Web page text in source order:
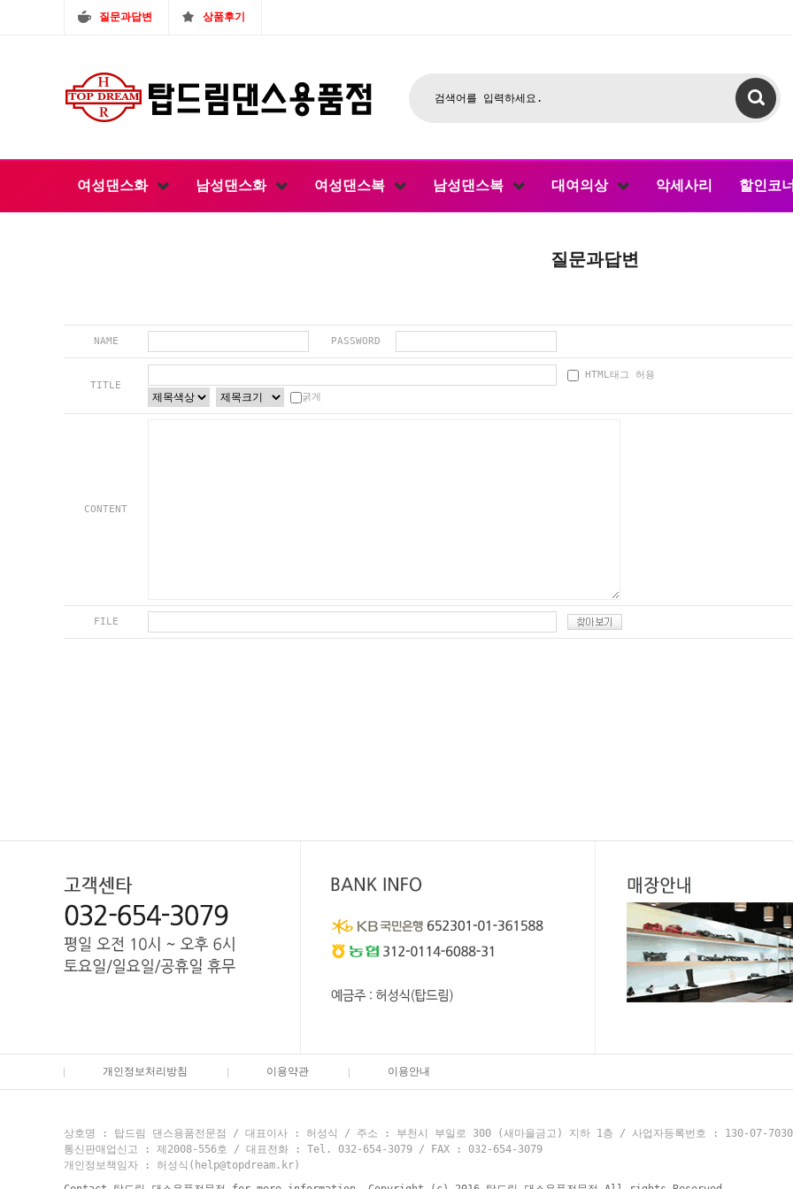
질문과답변 상품후기
여성댄스화 남성댄스화 여성댄스복 남성댄스복 대여의상 악세사리 할인코
질문과답변
NAME PASSWORD
TITLE
HTML태그 허용
굵게
CONTENT
FILE
개인정보처리방침 이용약관 이용안내
상호명 : 탑드림 댄스용품전문점 / 대표이사 : 허성식 / 주소 : 부천시 부일로 300 (새마을금고) 지하 1층 / 사업자등록번호 : 130-07-
통신판매업신고 : 제2008-556호 / 대표전화 : Tel. 032-654-3079 / FAX : 032-654-3079
개인정보책임자 : 허성식(help@topdream.kr)